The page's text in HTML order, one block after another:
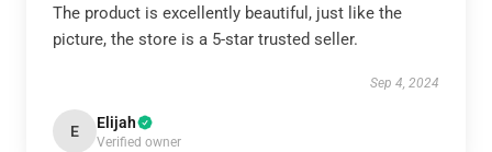
The product is excellently beautiful, just like the
picture, the store is a 5-star trusted seller.
Sep 4, 2024
E Elijah
Verified owner